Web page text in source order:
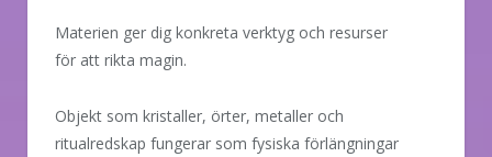
Materien ger dig konkreta verktyg och resurser
för att rikta magin.
Objekt som kristaller, örter, metaller och
ritualredskap fungerar som fysiska förlängningar